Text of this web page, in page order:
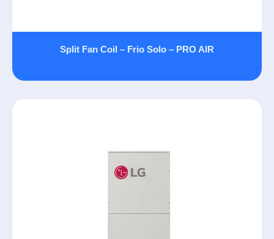
Split Fan Coil – Frio Solo – PRO AIR